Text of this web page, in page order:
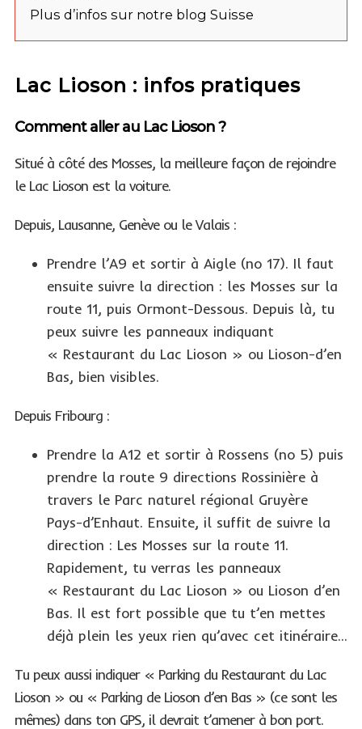
Plus d’infos sur notre blog Suisse
Lac Lioson : infos pratiques
Comment aller au Lac Lioson ?
Situé à côté des Mosses, la meilleure façon de rejoindre
le Lac Lioson est la voiture.
Depuis, Lausanne, Genève ou le Valais :
Prendre l’A9 et sortir à Aigle (no 17). Il faut
ensuite suivre la direction : les Mosses sur la
route 11, puis Ormont-Dessous. Depuis là, tu
peux suivre les panneaux indiquant
« Restaurant du Lac Lioson » ou Lioson-d’en
Bas, bien visibles.
Depuis Fribourg :
Prendre la A12 et sortir à Rossens (no 5) puis
prendre la route 9 directions Rossinière à
travers le Parc naturel régional Gruyère
Pays-d’Enhaut. Ensuite, il suffit de suivre la
direction : Les Mosses sur la route 11.
Rapidement, tu verras les panneaux
« Restaurant du Lac Lioson » ou Lioson d’en
Bas. Il est fort possible que tu t’en mettes
déjà plein les yeux rien qu’avec cet itinéraire…
Tu peux aussi indiquer « Parking du Restaurant du Lac
Lioson » ou « Parking de Lioson d’en Bas » (ce sont les
mêmes) dans ton GPS, il devrait t’amener à bon port.